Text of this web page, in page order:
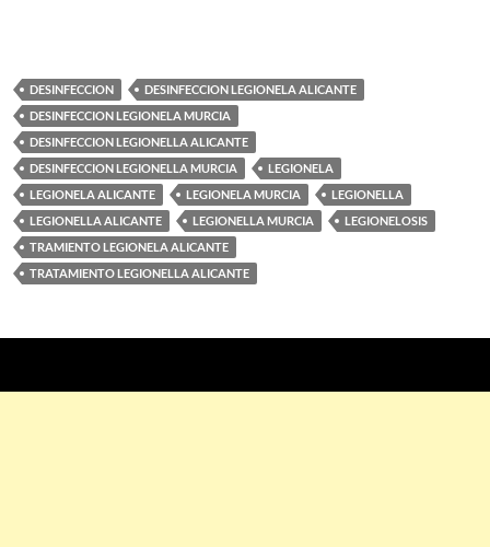
DESINFECCION
DESINFECCION LEGIONELA ALICANTE
DESINFECCION LEGIONELA MURCIA
DESINFECCION LEGIONELLA ALICANTE
DESINFECCION LEGIONELLA MURCIA
LEGIONELA
LEGIONELA ALICANTE
LEGIONELA MURCIA
LEGIONELLA
LEGIONELLA ALICANTE
LEGIONELLA MURCIA
LEGIONELOSIS
TRAMIENTO LEGIONELA ALICANTE
TRATAMIENTO LEGIONELLA ALICANTE